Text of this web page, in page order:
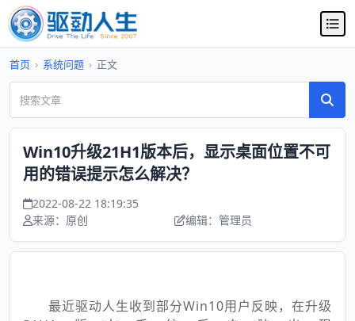
首页 › 系统问题 › 正文
Win10升级21H1版本后，显示桌面位置不可
用的错误提示怎么解决？
2022-08-22 18:19:35
来源：原创
编辑：管理员
最近驱动人生收到部分Win10用户反映，在升级